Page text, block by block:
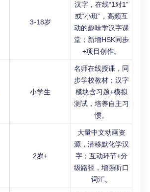
3-18岁
汉字，在线“1对1”
或“小班”，高频互
动的趣味学汉字课
堂；新增HSK同步
+项目创作。
小学生
名师在线授课，同
步学校教材；汉字
模块含习题+模拟
测试，培养自主习
惯。
2岁+
大量中文动画资
源，潜移默化学汉
字；互动环节+分
级路径，增强听口
词汇。